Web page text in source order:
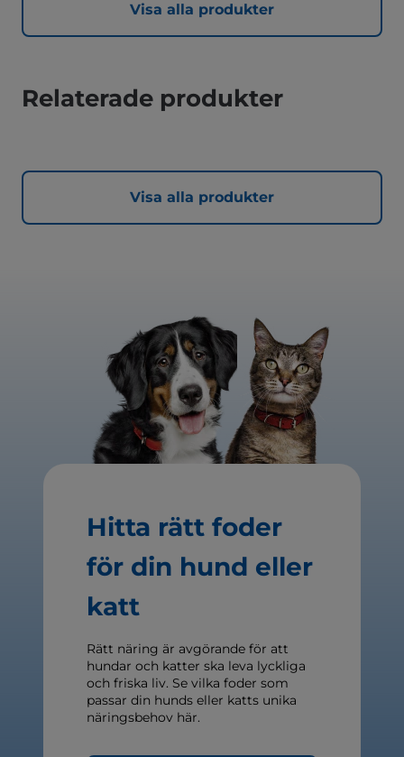
Visa alla produkter
Relaterade produkter
Visa alla produkter
Hitta rätt foder
för din hund eller
katt
Rätt näring är avgörande för att
hundar och katter ska leva lyckliga
och friska liv. Se vilka foder som
passar din hunds eller katts unika
näringsbehov här.